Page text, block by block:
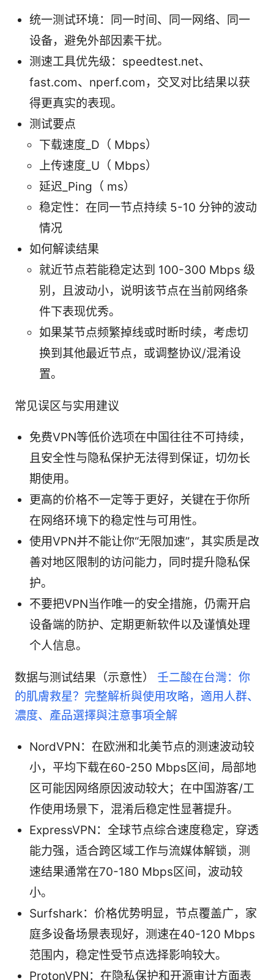
统一测试环境：同一时间、同一网络、同一
设备，避免外部因素干扰。
测速工具优先级：speedtest.net、
fast.com、nperf.com，交叉对比结果以获
得更真实的表现。
测试要点
下载速度_D（ Mbps）
上传速度_U（ Mbps）
延迟_Ping（ ms）
稳定性：在同一节点持续 5-10 分钟的波动
情况
如何解读结果
就近节点若能稳定达到 100-300 Mbps 级
别，且波动小，说明该节点在当前网络条
件下表现优秀。
如果某节点频繁掉线或时断时续，考虑切
换到其他最近节点，或调整协议/混淆设
置。
常见误区与实用建议
免费VPN等低价选项在中国往往不可持续，
且安全性与隐私保护无法得到保证，切勿长
期使用。
更高的价格不一定等于更好，关键在于你所
在网络环境下的稳定性与可用性。
使用VPN并不能让你“无限加速”，其实质是改
善对地区限制的访问能力，同时提升隐私保
护。
不要把VPN当作唯一的安全措施，仍需开启
设备端的防护、定期更新软件以及谨慎处理
个人信息。
数据与测试结果（示意性） 壬二酸在台灣：你
的肌膚救星？完整解析與使用攻略，適用人群、
濃度、產品選擇與注意事項全解
NordVPN：在欧洲和北美节点的测速波动较
小，平均下载在60-250 Mbps区间，局部地
区可能因网络原因波动较大；在中国游客/工
作使用场景下，混淆后稳定性显著提升。
ExpressVPN：全球节点综合速度稳定，穿透
能力强，适合跨区域工作与流媒体解锁，测
速结果通常在70-180 Mbps区间，波动较
小。
Surfshark：价格优势明显，节点覆盖广，家
庭多设备场景表现好，测速在40-120 Mbps
范围内，稳定性受节点选择影响较大。
ProtonVPN：在隐私保护和开源审计方面表